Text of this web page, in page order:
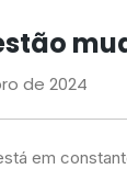
de 2024
em